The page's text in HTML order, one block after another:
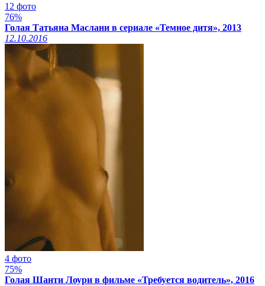
12 фото
76%
Голая Татьяна Маслани в сериале «Темное дитя», 2013
12.10.2016
4 фото
75%
Голая Шанти Лоури в фильме «Требуется водитель», 2016